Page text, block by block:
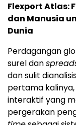
Flexport Atlas:
dan Manusia
Dunia
Perdagangan
surel dan
dan sulit
pertama
interaktif yang
pergerakan